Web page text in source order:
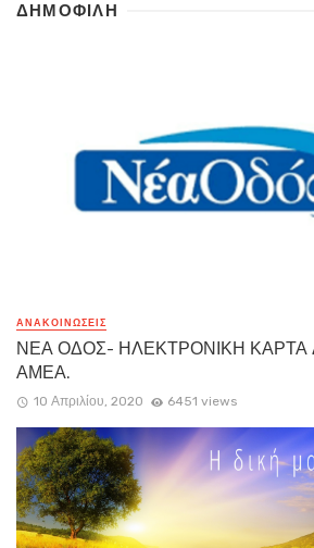
ΔΗΜΟΦΙΛΗ
ΑΝΑΚΟΙΝΏΣΕΙΣ
ΝΕΑ ΟΔΟΣ- ΗΛΕΚΤΡΟΝΙΚΗ ΚΑΡΤΑ
ΑΜΕΑ.
10 Απριλίου, 2020 6451 views